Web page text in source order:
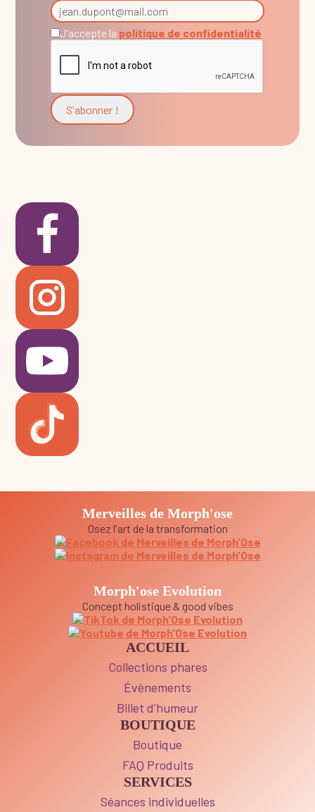
J'accepte la politique de confidentialité
Merveilles de Morph'ose
Osez l'art de la transformation
Morph'ose Evolution
Concept holistique & good vibes
ACCUEIL
Collections phares
Évènements
Billet d’humeur
BOUTIQUE
Boutique
FAQ Produits
SERVICES
Séances individuelles